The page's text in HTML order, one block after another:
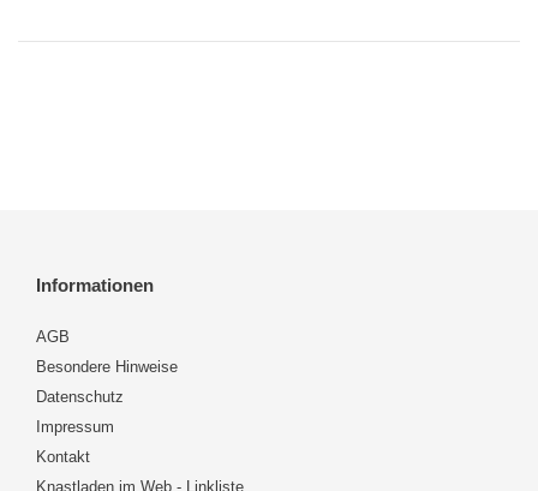
Informationen
AGB
Besondere Hinweise
Datenschutz
Impressum
Kontakt
Knastladen im Web - Linkliste